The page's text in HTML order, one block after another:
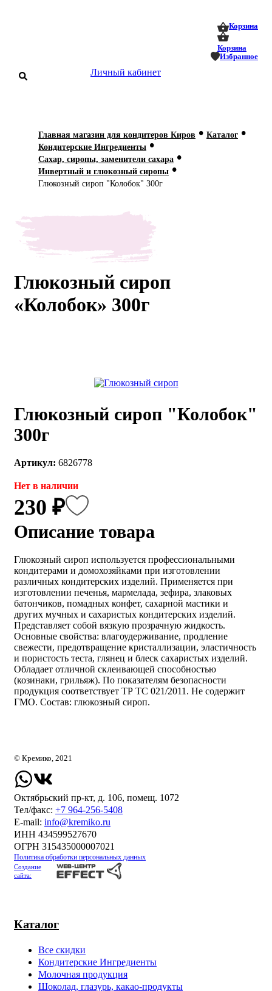
Корзина
Корзина
Избранное
Личный кабинет
Мастер-
классы
256-54-
Главная магазин для кондитеров Киров • Каталог •
Кондитерские Ингредиенты •
Сахар, сиропы, заменители сахара •
Инвертный и глюкозный сиропы •
Глюкозный сироп "Колобок" 300г
Глюкозный сироп
«Колобок» 300г
Глюкозный сироп "Колобок"
300г
Артикул: 6826778
Нет в наличии
230 ₽
Описание товара
Глюкозный сироп используется профессиональными
кондитерами и домохозяйками при изготовлении
различных кондитерских изделий. Применяется при
изготовлении печенья, мармелада, зефира, злаковых
батончиков, помадных конфет, сахарной мастики и
других мучных и сахаристых кондитерских изделий.
Представляет собой вязкую прозрачную жидкость.
Основные свойства: влагоудерживание, продление
свежести, предотвращение кристаллизации, эластичность
и пористость теста, глянец и блеск сахаристых изделий.
Обладает отличной склеивающей способностью
(козинаки, грильяж). По показателям безопасности
продукция соответствует ТР ТС 021/2011. Не содержит
ГМО. Состав: глюкозный сироп.
Каталог
Все скидки
Кондитерские Ингредиенты
Молочная продукция
Шоколад, глазурь, какао-продукты
© Кремико, 2021
Октябрьский пр-кт, д. 106, помещ. 1072
Тел/факс: +7 964-256-5408
Е-mail: info@kremiko.ru
ИНН 434599527670
ОГРН 315435000007021
Политика обработки персональных данных
Создание
сайта: